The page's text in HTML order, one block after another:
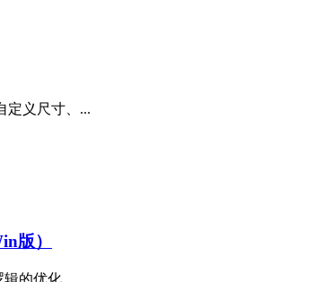
定义尺寸、...
版）
的优化...